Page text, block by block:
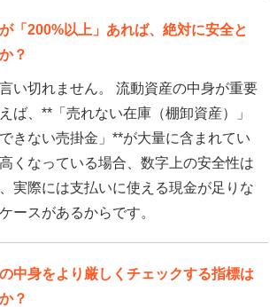
「200%以上」あれば、絶対に安全と
？
い切れません。 流動資産の中身が重要
ば、**「売れない在庫（棚卸資産）」
できない売掛金」**が大量に含まれてい
くなっている場合、数字上の安全性は
実際には支払いに使える現金が足りな
ースがあるからです。
中身をより厳しくチェックする指標は
？